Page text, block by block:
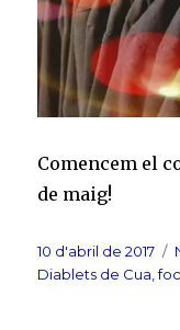
Comencem el
de maig!
Publicat
el
10 d'abril de 2017
Diablets de Cua ,foc